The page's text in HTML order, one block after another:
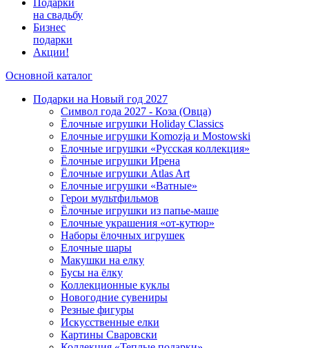
Подарки
на свадьбу
Бизнес
подарки
Акции!
Основной каталог
Подарки на Новый год 2027
Символ года 2027 - Коза (Овца)
Ёлочные игрушки Holiday Classics
Елочные игрушки Komozja и Mostowski
Елочные игрушки «Русская коллекция»
Ёлочные игрушки Ирена
Ёлочные игрушки Atlas Art
Елочные игрушки «Ватные»
Герои мультфильмов
Ёлочные игрушки из папье-маше
Елочные украшения «от-кутюр»
Наборы ёлочных игрушек
Елочные шары
Макушки на елку
Бусы на ёлку
Коллекционные куклы
Новогодние сувениры
Резные фигуры
Искусственные елки
Картины Сваровски